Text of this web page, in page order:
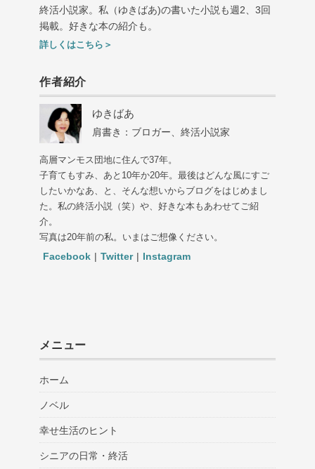
終活小説家。私（ゆきばあ)の書いた小説も週 2 3回
掲載。好きな本の紹介も。
詳しくはこちら＞
作者紹介
ゆきばあ
肩書き：ブロガー、終活小説家
高層マンモス団地に住んで37年。
子育てもすみ、あと10年か20年。最後はどんな風にすご
したいかなあ、と、そんな想いからブログをはじめまし
た。私の終活小説（笑）や、好きな本もあわせてご紹
介。
写真は20年前の私。いまはご想像ください。
Facebook | Twitter | Instagram
メニュー
ホーム
ノベル
幸せ生活のヒント
シニアの日常・終活